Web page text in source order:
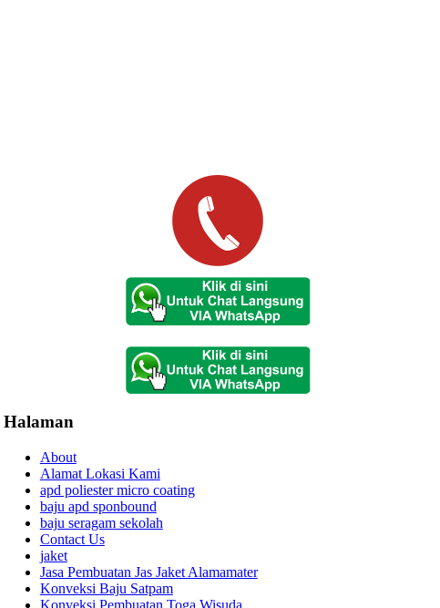
Halaman
About
Alamat Lokasi Kami
apd poliester micro coating
baju apd sponbound
baju seragam sekolah
Contact Us
jaket
Jasa Pembuatan Jas Jaket Alamamater
Konveksi Baju Satpam
Konveksi Pembuatan Toga Wisuda